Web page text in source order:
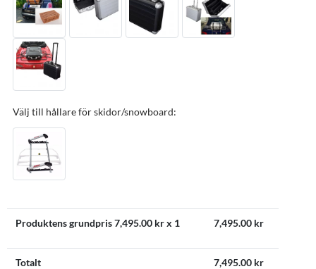
Välj till hållare för skidor/snowboard:
Produktens grundpris7,495.00 kr x 1 7,495.00 kr
Totalt 7,495.00 kr